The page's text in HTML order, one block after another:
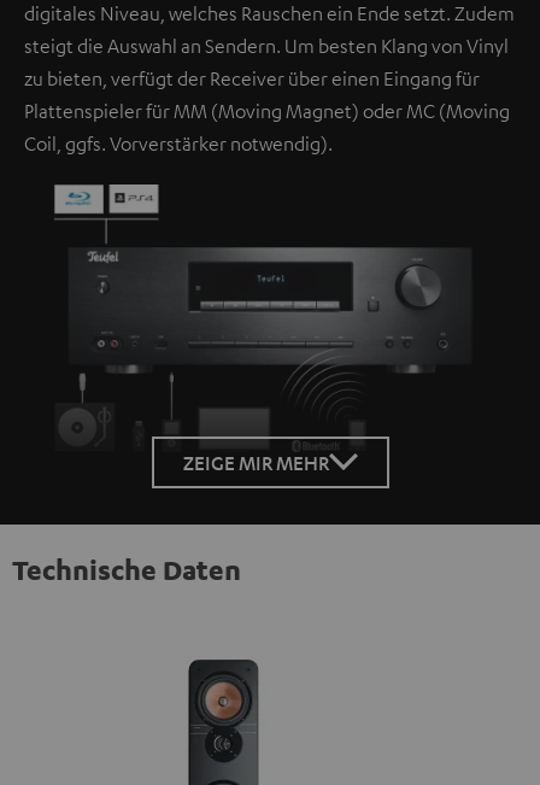
digitales Niveau, welches Rauschen ein Ende setzt. Zudem
steigt die Auswahl an Sendern. Um besten Klang von Vinyl
zu bieten, verfügt der Receiver über einen Eingang für
Plattenspieler für MM (Moving Magnet) oder MC (Moving
Coil, ggfs. Vorverstärker notwendig).
ZEIGE MIR MEHR
Technische Daten